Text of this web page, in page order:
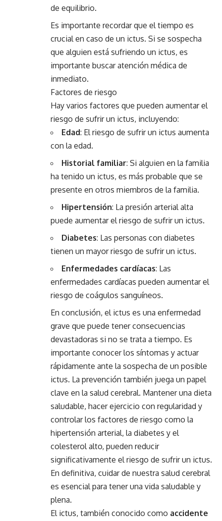
de equilibrio.
Es importante recordar que el tiempo es
crucial en caso de un ictus. Si se sospecha
que alguien está sufriendo un ictus, es
importante buscar atención médica de
inmediato.
Factores de riesgo
Hay varios factores que pueden aumentar el
riesgo de sufrir un ictus, incluyendo:
Edad: El riesgo de sufrir un ictus aumenta
con la edad.
Historial familiar: Si alguien en la familia
ha tenido un ictus, es más probable que se
presente en otros miembros de la familia.
Hipertensión: La presión arterial alta
puede aumentar el riesgo de sufrir un ictus.
Diabetes: Las personas con diabetes
tienen un mayor riesgo de sufrir un ictus.
Enfermedades cardíacas: Las
enfermedades cardíacas pueden aumentar el
riesgo de coágulos sanguíneos.
En conclusión, el ictus es una enfermedad
grave que puede tener consecuencias
devastadoras si no se trata a tiempo. Es
importante conocer los síntomas y actuar
rápidamente ante la sospecha de un posible
ictus. La prevención también juega un papel
clave en la salud cerebral. Mantener una dieta
saludable, hacer ejercicio con regularidad y
controlar los factores de riesgo como la
hipertensión arterial, la diabetes y el
colesterol alto, pueden reducir
significativamente el riesgo de sufrir un ictus.
En definitiva, cuidar de nuestra salud cerebral
es esencial para tener una vida saludable y
plena.
El ictus, también conocido como accidente